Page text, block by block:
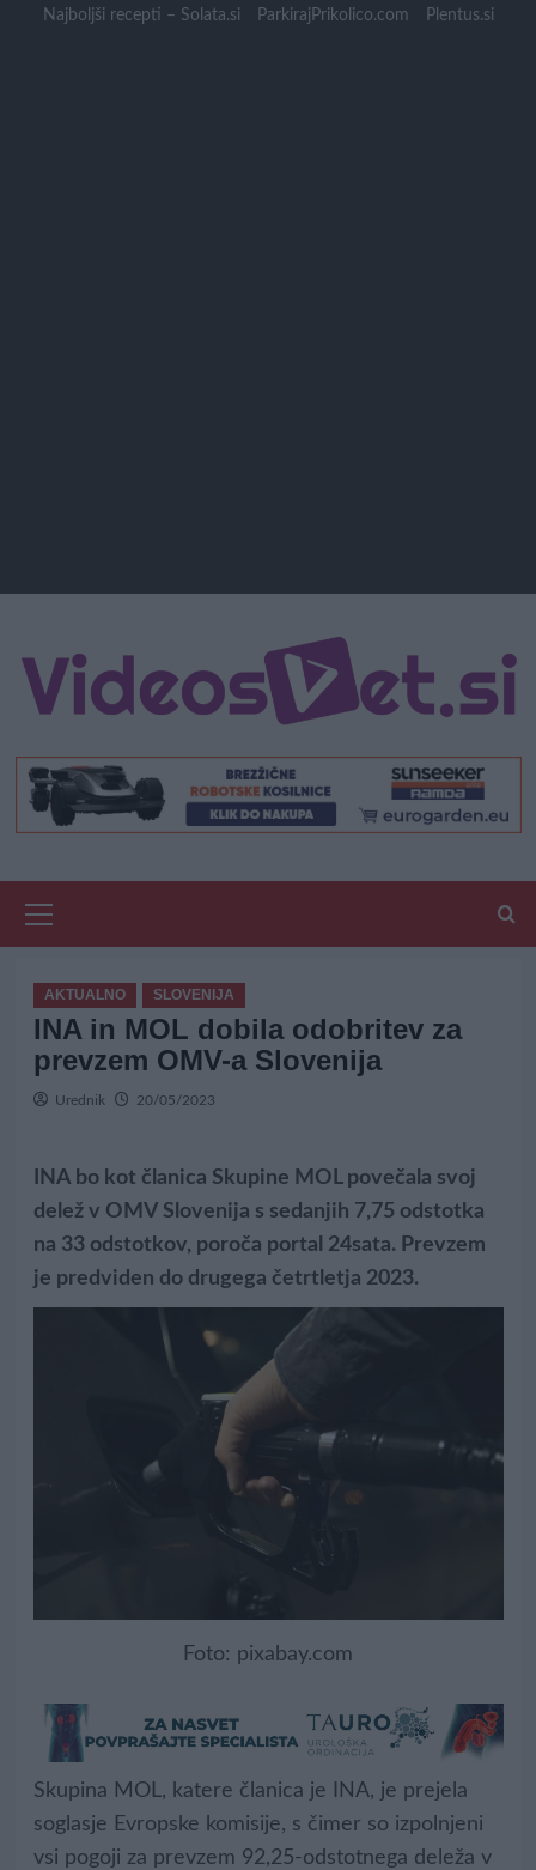
Najboljši recepti – Solata.si ParkirajPrikolico.com Plentus.si
Menu
AKTUALNO SLOVENIJA
INA in MOL dobila odobritev za
prevzem OMV-a Slovenija
Urednik 20/05/2023
INA bo kot članica Skupine MOL povečala svoj
delež v OMV Slovenija s sedanjih 7,75 odstotka
na 33 odstotkov, poroča portal 24sata. Prevzem
je predviden do drugega četrtletja 2023.
Foto: pixabay.com
Skupina MOL, katere članica je INA, je prejela
soglasje Evropske komisije, s čimer so izpolnjeni
vsi pogoji za prevzem 92,25-odstotnega deleža v